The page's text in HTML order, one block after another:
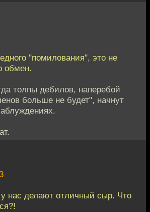
"помилования", это не
обмен.
толпы дебилов, наперебой
больше не будет", начнут
нас делают отличный сыр. Что